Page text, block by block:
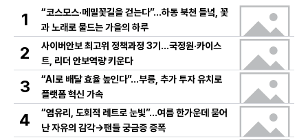
1
“코스모스·메밀꽃길을 걷는다”…하동 북천 들녘, 꽃
과 노래로 물드는 가을의 하루
2
사이버안보 최고위 정책과정 3기…국정원·카이스
트, 리더 안보역량 키운다
3
“AI로 배달 효율 높인다”…부릉, 추가 투자 유치로
플랫폼 혁신 가속
4
“염유리, 도회적 레트로 눈빛”…여름 한가운데 묻어
난 자유의 감각→팬들 궁금증 증폭